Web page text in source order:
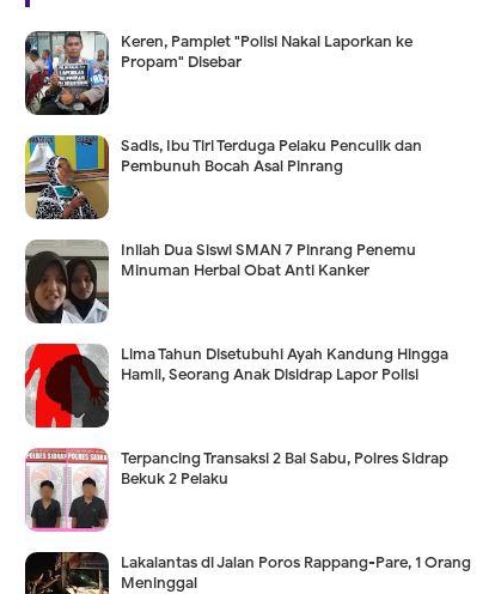
Keren, Pamplet "Polisi Nakal Laporkan ke
Propam" Disebar
Sadis, Ibu Tiri Terduga Pelaku Penculik dan
Pembunuh Bocah Asal Pinrang
Inilah Dua Siswi SMAN 7 Pinrang Penemu
Minuman Herbal Obat Anti Kanker
Lima Tahun Disetubuhi Ayah Kandung Hingga
Hamil, Seorang Anak Disidrap Lapor Polisi
Terpancing Transaksi 2 Bal Sabu, Polres Sidrap
Bekuk 2 Pelaku
Lakalantas di Jalan Poros Rappang-Pare, 1 Orang
Meninggal